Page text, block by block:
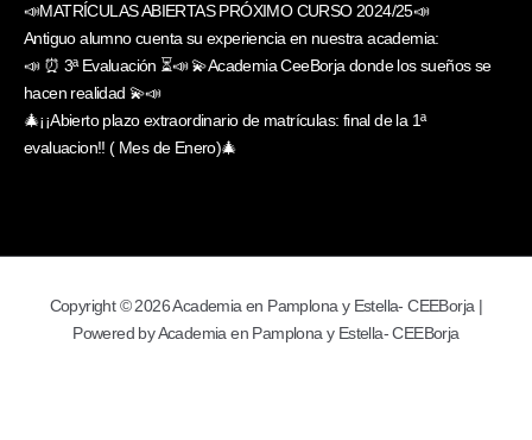
📣MATRÍCULAS ABIERTAS PRÓXIMO CURSO 2024/25📣
Antiguo alumno cuenta su experiencia en nuestra academia:
📣 ⏰ 3ª Evaluación ⏳📣 💫Academia CeeBorja donde los sueños se
hacen realidad 💫📣
🎄¡¡Abierto plazo extraordinario de matrículas: final de la 1ª
evaluacion!! ( Mes de Enero)🎄
Copyright © 2026 Academia en Pamplona y Estella- CEEBorja |
Powered by Academia en Pamplona y Estella- CEEBorja